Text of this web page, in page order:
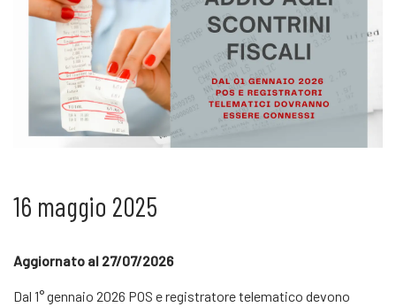
16 maggio 2025
Aggiornato al 27/07/2026
Dal 1° gennaio 2026 POS e registratore telematico devono